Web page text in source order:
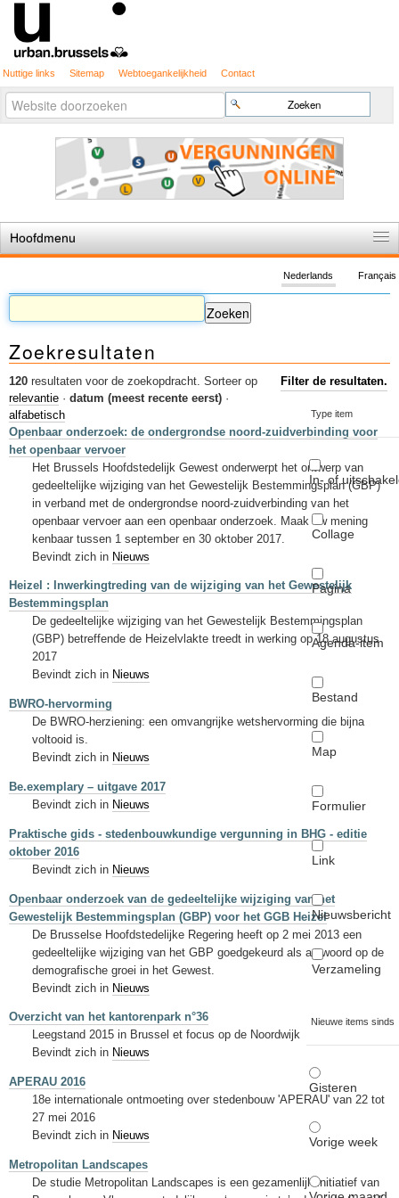
Nuttige links Sitemap Webtoegankelijkheid Contact
Zoek
Geavanceerd
zoeken...
Hoofdmenu
De spelregels
Stedenbouwkundige vergunning
Cartografie
Studies en publicaties
Sleutelwoorden
Stedenbouwkundige inlichtingen
Français
Nederlands
Zoekresultaten
120 resultaten voor de zoekopdracht. Filter de resultaten.
Type item
In- of
Collage
Pagina
Agenda-item
Bestand
Map
Formulier
Link
Nieuwsbericht
Verzameling
Nieuwe items sinds
Gisteren
Vorige week
Sorteer op
relevantie · datum (meest recente eerst) ·
alfabetisch
Openbaar onderzoek: de ondergrondse noord-zuidverbinding voor
het openbaar vervoer
Het Brussels Hoofdstedelijk Gewest onderwerpt het ontwerp van
gedeeltelijke wijziging van het Gewestelijk Bestemmingsplan (GBP)
in verband met de ondergrondse noord-zuidverbinding van het
openbaar vervoer aan een openbaar onderzoek. Maak uw mening
kenbaar tussen 1 september en 30 oktober 2017.
Bevindt zich in Nieuws
Heizel : Inwerkingtreding van de wijziging van het Gewestelijk
Bestemmingsplan
De gedeeltelijke wijziging van het Gewestelijk Bestemmingsplan
(GBP) betreffende de Heizelvlakte treedt in werking op 18 augustus
2017
Bevindt zich in Nieuws
BWRO-hervorming
De BWRO-herziening: een omvangrijke wetshervorming die bijna
voltooid is.
Bevindt zich in Nieuws
Be.exemplary – uitgave 2017
Bevindt zich in Nieuws
Praktische gids - stedenbouwkundige vergunning in BHG - editie
oktober 2016
Bevindt zich in Nieuws
Openbaar onderzoek van de gedeeltelijke wijziging van het
Gewestelijk Bestemmingsplan (GBP) voor het GGB Heizel
De Brusselse Hoofdstedelijke Regering heeft op 2 mei 2013 een
gedeeltelijke wijziging van het GBP goedgekeurd als antwoord op de
demografische groei in het Gewest.
Bevindt zich in Nieuws
Overzicht van het kantorenpark n°36
Leegstand 2015 in Brussel et focus op de Noordwijk
Bevindt zich in Nieuws
APERAU 2016
18e internationale ontmoeting over stedenbouw 'APERAU' van 22 tot
27 mei 2016
Bevindt zich in Nieuws
Metropolitan Landscapes
De studie Metropolitan Landscapes is een gezamenlijk initiatief van